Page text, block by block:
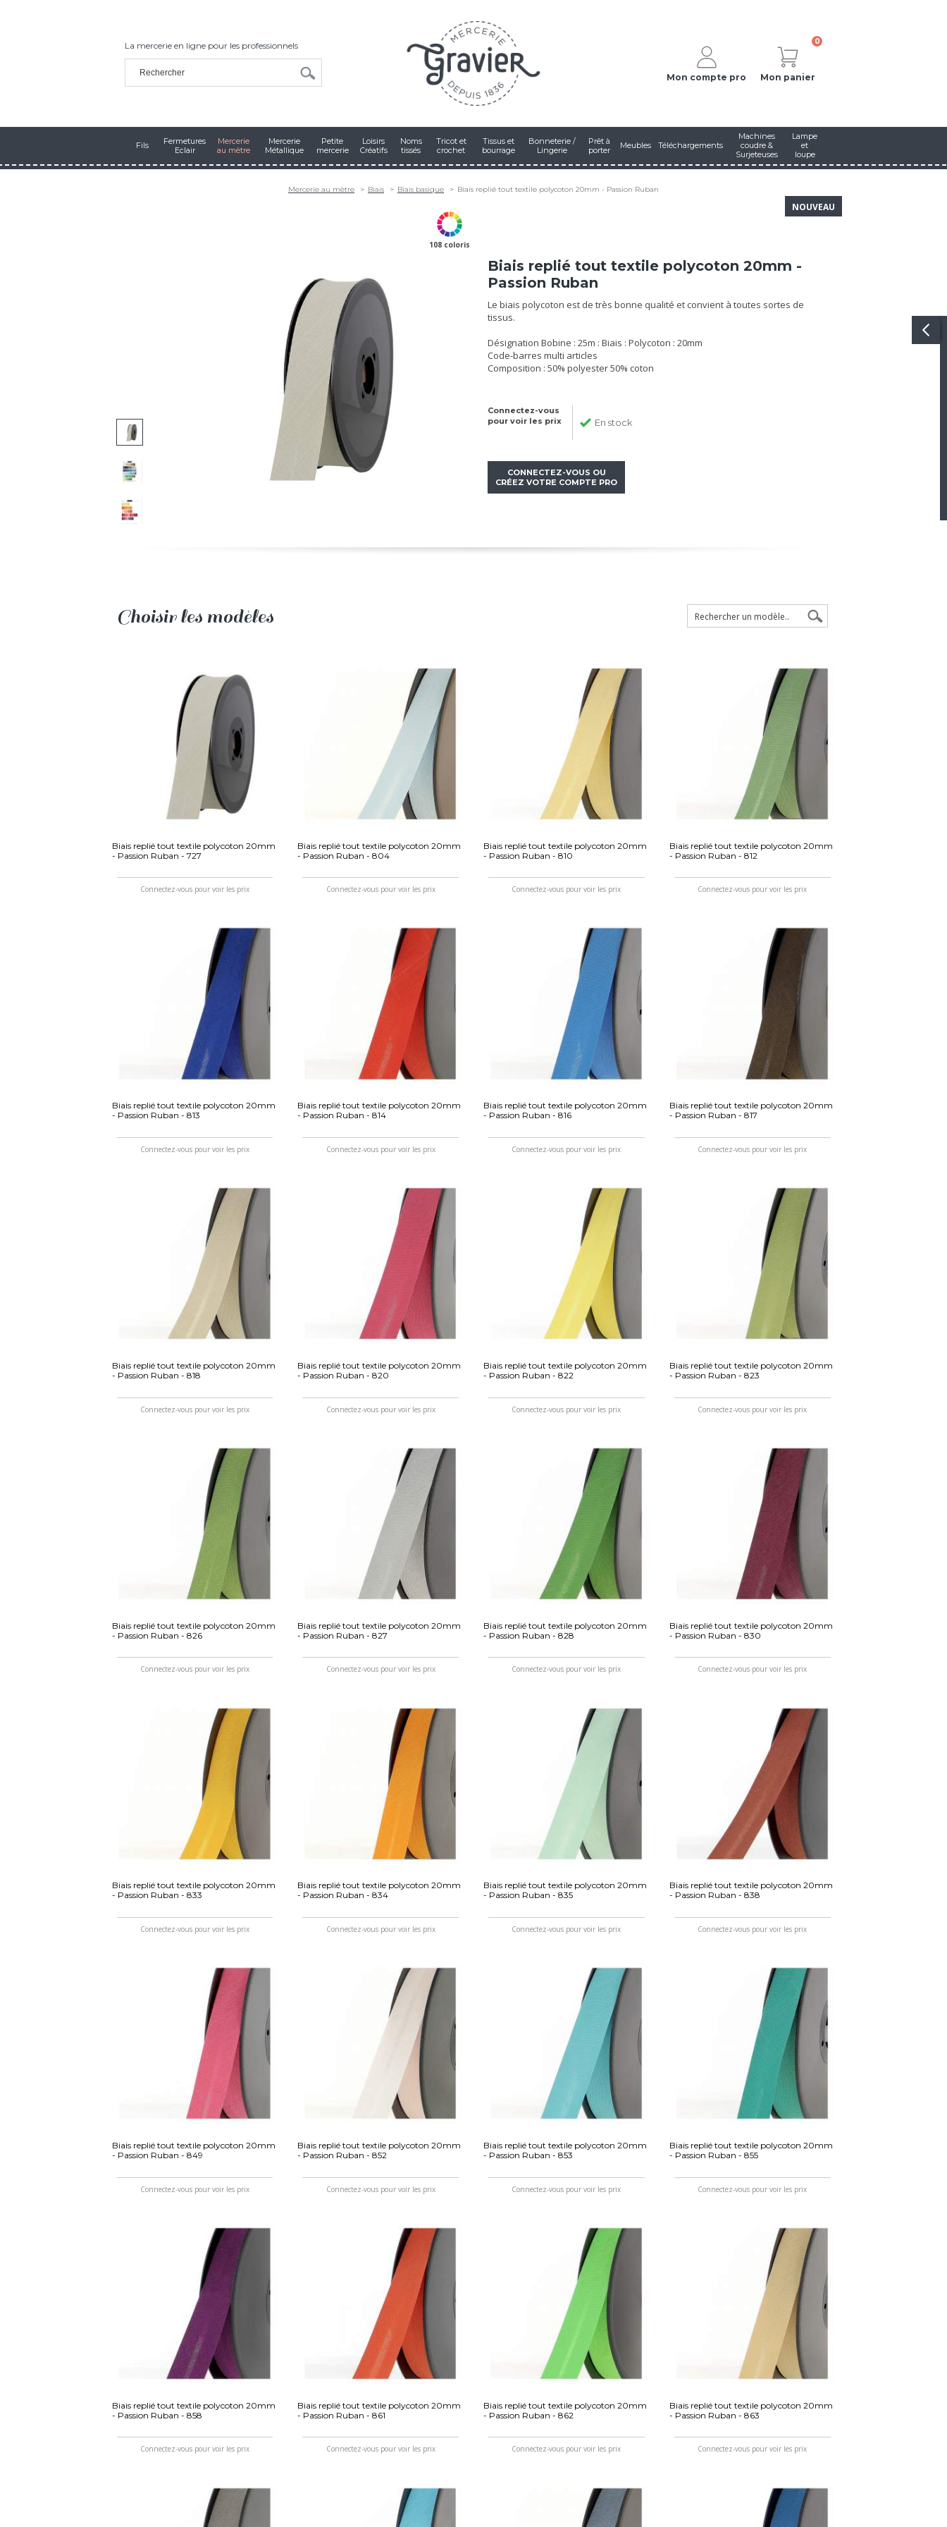
La mercerie en ligne pour les professionnels
Mon compte pro
0
Mon panier
Fils
Fermetures
Eclair
Mercerie
au mètre
Mercerie
Métallique
Petite
mercerie
Loisirs
Créatifs
Noms
tissés
Tricot et
crochet
Tissus et
bourrage
Bonneterie /
Lingerie
Prêt à
porter
Meubles Téléchargements
Machines
coudre &
Surjeteuses
Lampe
et
loupe
Mercerie au mètre Biais Biais basique Biais replié tout textile polycoton 20mm - Passion Ruban
108 coloris
NOUVEAU
Biais replié tout textile polycoton 20mm -
Passion Ruban
Le biais polycoton est de très bonne qualité et convient à toutes sortes de
tissus.
Désignation Bobine : 25m : Biais : Polycoton : 20mm
Code-barres multi articles
Composition : 50% polyester 50% coton
Connectez-vous
pour voir les prix
En stock
CONNECTEZ-VOUS OU
CRÉEZ VOTRE COMPTE PRO
Choisir les modèles
Biais replié tout textile polycoton 20mm
- Passion Ruban - 727
Connectez-vous pour voir les prix
Biais replié tout textile polycoton 20mm
- Passion Ruban - 804
Connectez-vous pour voir les prix
Biais replié tout textile polycoton 20mm
- Passion Ruban - 810
Connectez-vous pour voir les prix
Biais replié tout textile polycoton 20mm
- Passion Ruban - 812
Connectez-vous pour voir les prix
Biais replié tout textile polycoton 20mm
- Passion Ruban - 813
Connectez-vous pour voir les prix
Biais replié tout textile polycoton 20mm
- Passion Ruban - 814
Connectez-vous pour voir les prix
Biais replié tout textile polycoton 20mm
- Passion Ruban - 816
Connectez-vous pour voir les prix
Biais replié tout textile polycoton 20mm
- Passion Ruban - 817
Connectez-vous pour voir les prix
Biais replié tout textile polycoton 20mm
- Passion Ruban - 818
Connectez-vous pour voir les prix
Biais replié tout textile polycoton 20mm
- Passion Ruban - 820
Connectez-vous pour voir les prix
Biais replié tout textile polycoton 20mm
- Passion Ruban - 822
Connectez-vous pour voir les prix
Biais replié tout textile polycoton 20mm
- Passion Ruban - 823
Connectez-vous pour voir les prix
Biais replié tout textile polycoton 20mm
- Passion Ruban - 826
Connectez-vous pour voir les prix
Biais replié tout textile polycoton 20mm
- Passion Ruban - 827
Connectez-vous pour voir les prix
Biais replié tout textile polycoton 20mm
- Passion Ruban - 828
Connectez-vous pour voir les prix
Biais replié tout textile polycoton 20mm
- Passion Ruban - 830
Connectez-vous pour voir les prix
Biais replié tout textile polycoton 20mm
- Passion Ruban - 833
Connectez-vous pour voir les prix
Biais replié tout textile polycoton 20mm
- Passion Ruban - 834
Connectez-vous pour voir les prix
Biais replié tout textile polycoton 20mm
- Passion Ruban - 835
Connectez-vous pour voir les prix
Biais replié tout textile polycoton 20mm
- Passion Ruban - 838
Connectez-vous pour voir les prix
Biais replié tout textile polycoton 20mm
- Passion Ruban - 849
Connectez-vous pour voir les prix
Biais replié tout textile polycoton 20mm
- Passion Ruban - 852
Connectez-vous pour voir les prix
Biais replié tout textile polycoton 20mm
- Passion Ruban - 853
Connectez-vous pour voir les prix
Biais replié tout textile polycoton 20mm
- Passion Ruban - 855
Connectez-vous pour voir les prix
Biais replié tout textile polycoton 20mm
- Passion Ruban - 858
Connectez-vous pour voir les prix
Biais replié tout textile polycoton 20mm
- Passion Ruban - 861
Connectez-vous pour voir les prix
Biais replié tout textile polycoton 20mm
- Passion Ruban - 862
Connectez-vous pour voir les prix
Biais replié tout textile polycoton 20mm
- Passion Ruban - 863
Connectez-vous pour voir les prix